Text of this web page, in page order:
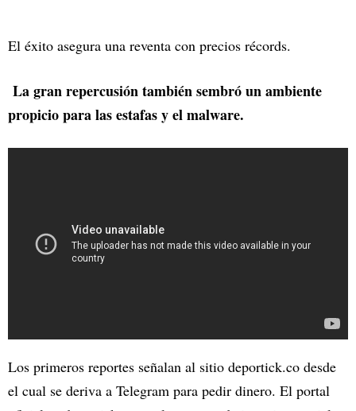
El éxito asegura una reventa con precios récords.
La gran repercusión también sembró un ambiente
propicio para las estafas y el malware.
Los primeros reportes señalan al sitio deportick.co desde
el cual se deriva a Telegram para pedir dinero. El portal